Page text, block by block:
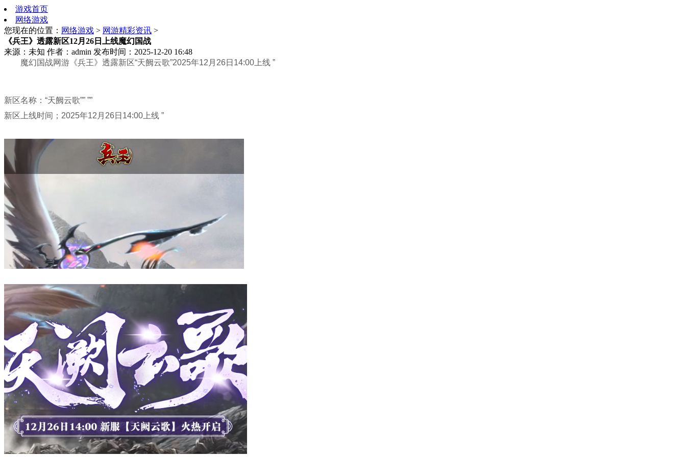
游戏首页
网络游戏
您现在的位置： 网络游戏 > 网游精彩资讯 >
《兵王》透露新区12月26日上线魔幻国战
来源：未知 作者：admin 发布时间：2025-12-20 16:48
魔幻国战网游《兵王》透露新区“天阙云歌”2025年12月26日14:00上线 ”
新区名称：“天阙云歌”” ””
新区上线时间；2025年12月26日14:00上线 ”